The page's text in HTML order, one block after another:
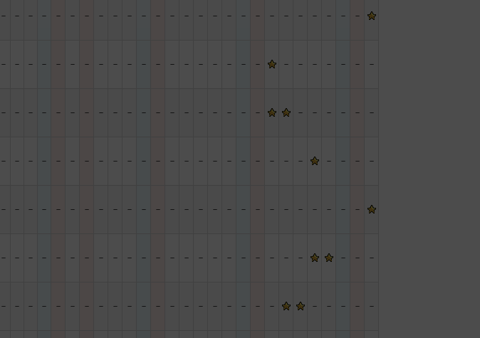
－ － － － － － － － － － － － － － － － － － － － － － － － － －
－ － － － － － － － － － － － － － － － － － － － － － － － － －
－ － － － － － － － － － － － － － － － － － － － － － － － －
－ － － － － － － － － － － － － － － － － － － － － － － － － －
－ － － － － － － － － － － － － － － － － － － － － － － － － －
－ － － － － － － － － － － － － － － － － － － － － － － － －
－ － － － － － － － － － － － － － － － － － － － － － － － －